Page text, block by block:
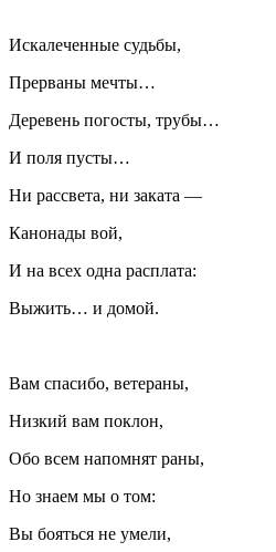
Искалеченные судьбы,
Прерваны мечты…
Деревень погосты, трубы…
И поля пусты…
Ни рассвета, ни заката —
Канонады вой,
И на всех одна расплата:
Выжить… и домой.
Вам спасибо, ветераны,
Низкий вам поклон,
Обо всем напомнят раны,
Но знаем мы о том:
Вы бояться не умели,